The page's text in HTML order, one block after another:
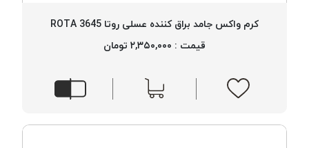
کرم واکس جامد براق کننده عسلی روتا 3645 ROTA
قیمت : ۲,۳۵۰,۰۰۰ تومان